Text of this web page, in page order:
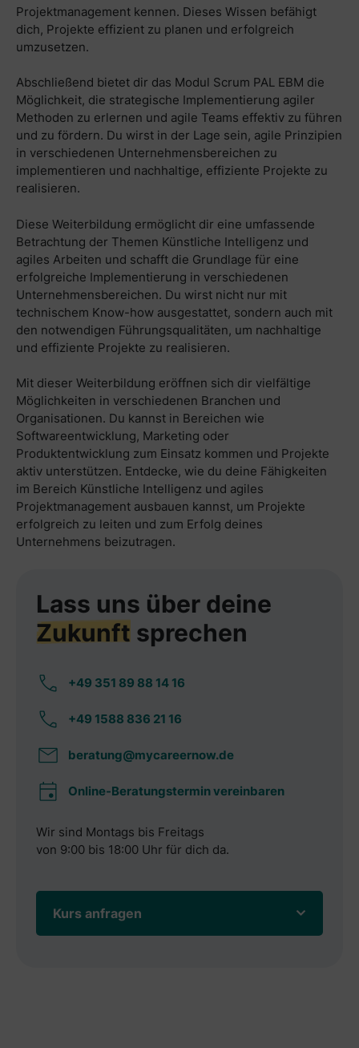
Projektmanagement kennen. Dieses Wissen befähigt
dich, Projekte effizient zu planen und erfolgreich
umzusetzen.
Abschließend bietet dir das Modul Scrum PAL EBM die
Möglichkeit, die strategische Implementierung agiler
Methoden zu erlernen und agile Teams effektiv zu führen
und zu fördern. Du wirst in der Lage sein, agile Prinzipien
in verschiedenen Unternehmensbereichen zu
implementieren und nachhaltige, effiziente Projekte zu
realisieren.
Diese Weiterbildung ermöglicht dir eine umfassende
Betrachtung der Themen Künstliche Intelligenz und
agiles Arbeiten und schafft die Grundlage für eine
erfolgreiche Implementierung in verschiedenen
Unternehmensbereichen. Du wirst nicht nur mit
technischem Know-how ausgestattet, sondern auch mit
den notwendigen Führungsqualitäten, um nachhaltige
und effiziente Projekte zu realisieren.
Mit dieser Weiterbildung eröffnen sich dir vielfältige
Möglichkeiten in verschiedenen Branchen und
Organisationen. Du kannst in Bereichen wie
Softwareentwicklung, Marketing oder
Produktentwicklung zum Einsatz kommen und Projekte
aktiv unterstützen. Entdecke, wie du deine Fähigkeiten
im Bereich Künstliche Intelligenz und agiles
Projektmanagement ausbauen kannst, um Projekte
erfolgreich zu leiten und zum Erfolg deines
Unternehmens beizutragen.
Lass uns über deine
Zukunft sprechen
+49 351 89 88 14 16
+49 1588 836 21 16
beratung@mycareernow.de
Online-Beratungstermin vereinbaren
Wir sind Montags bis Freitags
von 9:00 bis 18:00 Uhr für dich da.
Kurs anfragen